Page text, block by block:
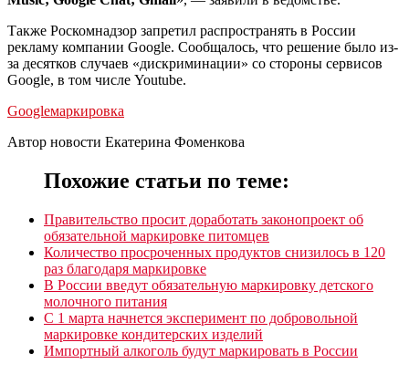
Также Роскомнадзор запретил распространять в России
рекламу компании Google. Сообщалось, что решение было из-
за десятков случаев «дискриминации» со стороны сервисов
Google, в том числе Youtube.
Googleмаркировка
Автор новости Екатерина Фоменкова
Похожие статьи по теме:
Правительство просит доработать законопроект об
обязательной маркировке питомцев
Количество просроченных продуктов снизилось в 120
раз благодаря маркировке
В России введут обязательную маркировку детского
молочного питания
С 1 марта начнется эксперимент по добровольной
маркировке кондитерских изделий
Импортный алкоголь будут маркировать в России